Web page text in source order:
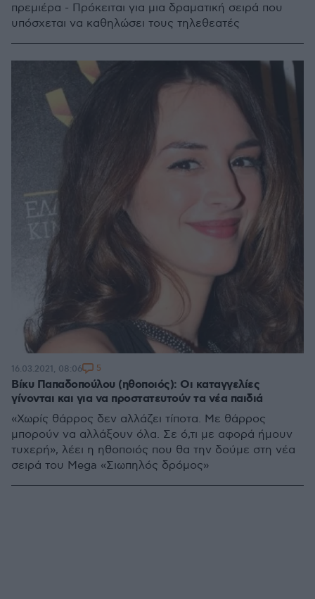
πρεμιέρα - Πρόκειται για μια δραματική σειρά που
υπόσχεται να καθηλώσει τους τηλεθεατές
Βίκυ Παπαδοπούλου (ηθοποιός): Οι καταγγελίες
γίνονται και για να προστατευτούν τα νέα παιδιά
«Χωρίς θάρρος δεν αλλάζει τίποτα. Με θάρρος
μπορούν να αλλάξουν όλα. Σε ό,τι με αφορά ήμουν
τυχερή», λέει η ηθοποιός που θα την δούμε στη νέα
σειρά του Mega «Σιωπηλός δρόμος»
16.03.2021, 08:06 5